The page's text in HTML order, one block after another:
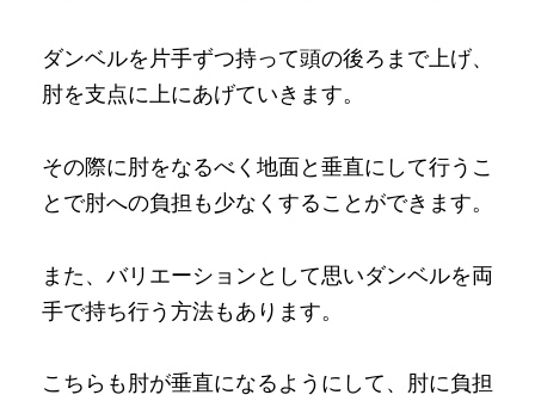
ダンベルを片手ずつ持って頭の後ろまで上げ、
肘を支点に上にあげていきます。
その際に肘をなるべく地面と垂直にして行うこ
とで肘への負担も少なくすることができます。
また、バリエーションとして思いダンベルを両
手で持ち行う方法もあります。
こちらも肘が垂直になるようにして、肘に負担